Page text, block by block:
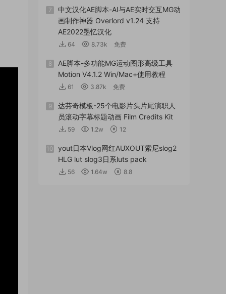
7
中文汉化AE脚本-AI与AE实时交互MG动
画制作神器 Overlord v1.24 支持
AE2022墨忆汉化
64 8.73k 免费
8
AE脚本-多功能MG运动图形高级工具
Motion V4.1.2 Win/Mac+使用教程
61 3.87k 免费
9
达芬奇模板-25个电影片头片尾演职人
员滚动字幕标题动画 Film Credits Kit
59 1.2w 12
10
yout日本Vlog网红AUXOUT索尼slog2
HLG lut slog3日系luts pack
56 1.64w 8.8